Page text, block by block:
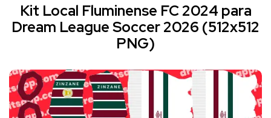
Kit Local Fluminense FC 2024 para
Dream League Soccer 2026 (512x512
PNG)